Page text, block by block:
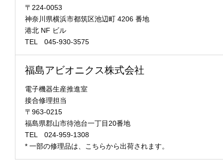
〒224-0053
神奈川県横浜市都筑区池辺町 4206 番地
港北 NF ビル
TEL 045-930-3575
福島アビオニクス株式会社
電子機器生産推進室
接合修理担当
〒963-0215
福島県郡山市待池台一丁目20番地
TEL 024-959-1308
* 一部の修理品は、こちらから出荷されます。